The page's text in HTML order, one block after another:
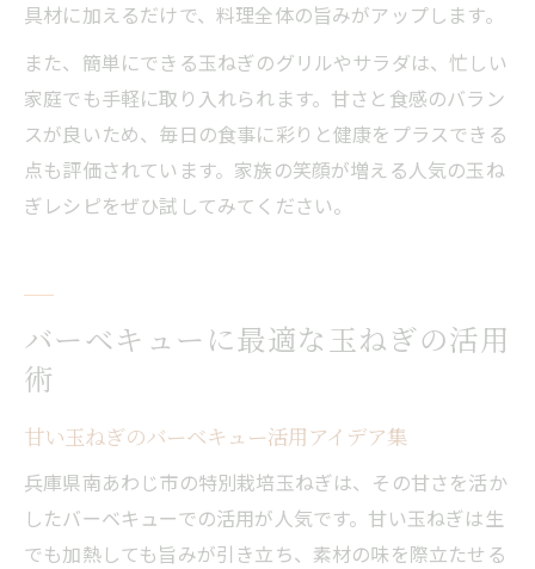
具材に加えるだけで、料理全体の旨みがアップします。
また、簡単にできる玉ねぎのグリルやサラダは、忙しい
家庭でも手軽に取り入れられます。甘さと食感のバラン
スが良いため、毎日の食事に彩りと健康をプラスできる
点も評価されています。家族の笑顔が増える人気の玉ね
ぎレシピをぜひ試してみてください。
バーベキューに最適な玉ねぎの活用
術
甘い玉ねぎのバーベキュー活用アイデア集
兵庫県南あわじ市の特別栽培玉ねぎは、その甘さを活か
したバーベキューでの活用が人気です。甘い玉ねぎは生
でも加熱しても旨みが引き立ち、素材の味を際立たせる